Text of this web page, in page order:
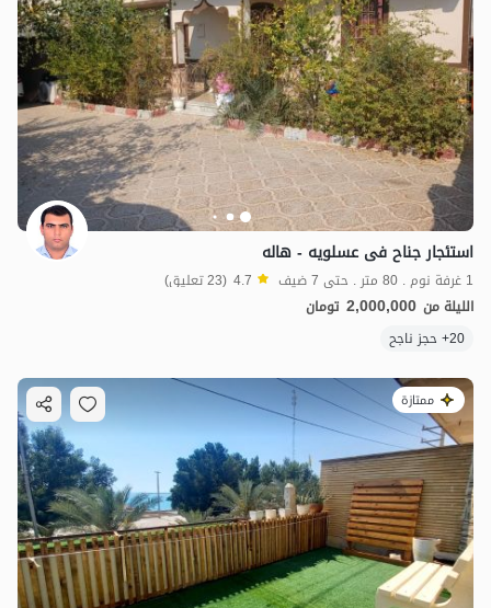
استئجار جناح فی عسلویه - هاله
1 غرفة نوم . 80 متر . حتى 7 ضيف 4.7 (23 تعليق)
الليلة من 2,000,000 تومان
20+ حجز ناجح
ممتازة